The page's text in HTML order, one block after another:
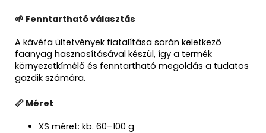
🌱 Fenntartható választás
A kávéfa ültetvények fiatalítása során keletkező
faanyag hasznosításával készül, így a termék
környezetkímélő és fenntartható megoldás a tudatos
gazdik számára.
📏 Méret
XS méret: kb. 60–100 g